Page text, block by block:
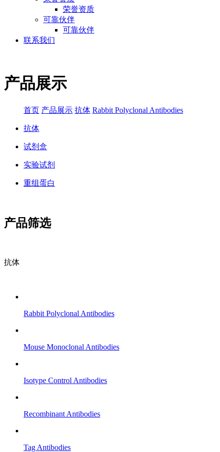
荣誉资质
可靠伙伴
可靠伙伴
联系我们
产品展示
首页 产品展示 抗体 Rabbit Polyclonal Antibodies
抗体
试剂盒
实验试剂
重组蛋白
产品筛选
抗体
Rabbit Polyclonal Antibodies
Mouse Monoclonal Antibodies
Isotype Control Antibodies
Recombinant Antibodies
Tag Antibodies